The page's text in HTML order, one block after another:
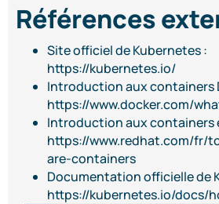
Références
Site officiel de Kubernetes :
https://kubernetes.io/
Introduction aux containers
https://www.docker.com/
Introduction aux containers
https://www.redhat.com/fr/
are-containers
Documentation officielle de
https://kubernetes.io/docs/